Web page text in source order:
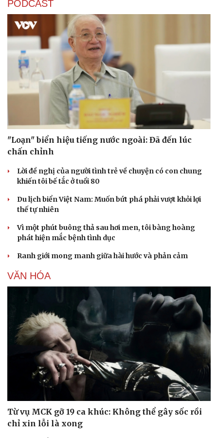
Tư vấn
Săn Tour
check-in
Podcast
Câu chuyện thời sự
Đọc truyện đêm khuya
PODCAST
"Loạn" biển hiệu tiếng nước ngoài: Đã đến lúc
chấn chỉnh
Lời đề nghị của người tình trẻ về chuyện có con chung
khiến tôi bế tắc ở tuổi 80
Du lịch biển Việt Nam: Muốn bứt phá phải vượt khỏi lợi
thế tự nhiên
Vì một phút buông thả sau hơi men, tôi bàng hoàng
phát hiện mắc bệnh tình dục
Ranh giới mong manh giữa hài hước và phản cảm
VĂN HÓA
Từ vụ MCK gỡ 19 ca khúc: Không thể gây sốc rồi
chỉ xin lỗi là xong